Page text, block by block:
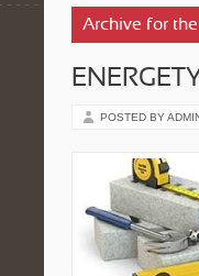
Archive for the
POSTED BY